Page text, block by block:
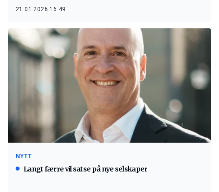
21.01.2026 16:49
NYTT
Langt færre vil satse på nye selskaper